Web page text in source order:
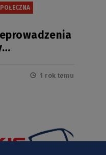
1 rok temu